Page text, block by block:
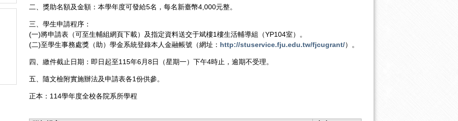
二、獎助名額及金額：本學年度可發給5名，每名新臺幣4,000元整。
三、學生申請程序：
(一)將申請表（可至生輔組網頁下載）及指定資料送交于斌樓1樓生活輔導組（YP104室）。
(二)至學生事務處獎（助）學金系統登錄本人金融帳號（網址： http://stuservice.fju.edu.tw/fjcugrant/）。
四、繳件截止日期：即日起至115年6月8日（星期一）下午4時止，逾期不受理。
五、隨文檢附實施辦法及申請表各1份供參。
正本：114學年度全校各院系所學程